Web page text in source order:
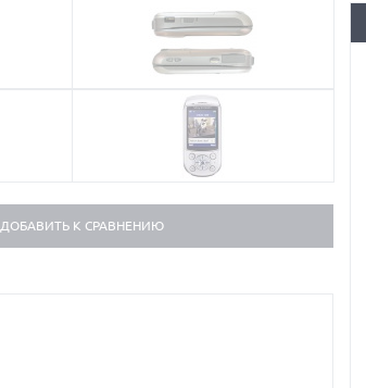
ДОБАВИТЬ К СРАВНЕНИЮ